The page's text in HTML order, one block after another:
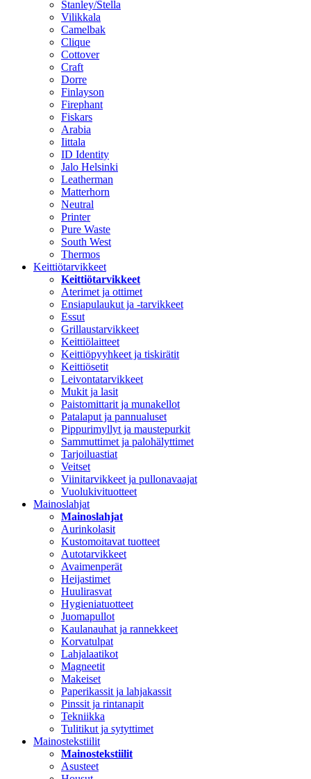
Stanley/Stella
Vilikkala
Camelbak
Clique
Cottover
Craft
Dorre
Finlayson
Firephant
Fiskars
Arabia
Iittala
ID Identity
Jalo Helsinki
Leatherman
Matterhorn
Neutral
Printer
Pure Waste
South West
Thermos
Keittiötarvikkeet
Keittiötarvikkeet
Aterimet ja ottimet
Ensiapulaukut ja -tarvikkeet
Essut
Grillaustarvikkeet
Keittiölaitteet
Keittiöpyyhkeet ja tiskirätit
Keittiösetit
Leivontatarvikkeet
Mukit ja lasit
Paistomittarit ja munakellot
Patalaput ja pannualuset
Pippurimyllyt ja maustepurkit
Sammuttimet ja palohälyttimet
Tarjoiluastiat
Veitset
Viinitarvikkeet ja pullonavaajat
Vuolukivituotteet
Mainoslahjat
Mainoslahjat
Aurinkolasit
Kustomoitavat tuotteet
Autotarvikkeet
Avaimenperät
Heijastimet
Huulirasvat
Hygieniatuotteet
Juomapullot
Kaulanauhat ja rannekkeet
Korvatulpat
Lahjalaatikot
Magneetit
Makeiset
Paperikassit ja lahjakassit
Pinssit ja rintanapit
Tekniikka
Tulitikut ja sytyttimet
Mainostekstiilit
Mainostekstiilit
Asusteet